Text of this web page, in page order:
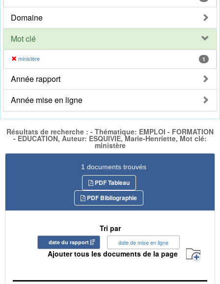
Domaine
Mot clé
ministère 1
Année rapport
Année mise en ligne
Résultats de recherche : - Thématique: EMPLOI - FORMATION
- EDUCATION, Auteur: ESQUIVIE, Marie-Henriette, Mot clé:
ministère
1 documents trouvés
PDF Tableau
PDF Bibliographie
Tri par
date du rapport date de mise en ligne
Ajouter tous les documents de la page